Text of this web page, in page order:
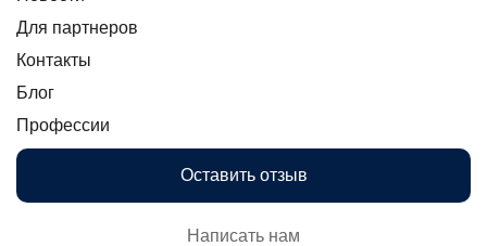
Для партнеров
Контакты
Блог
Профессии
Оставить отзыв
Написать нам